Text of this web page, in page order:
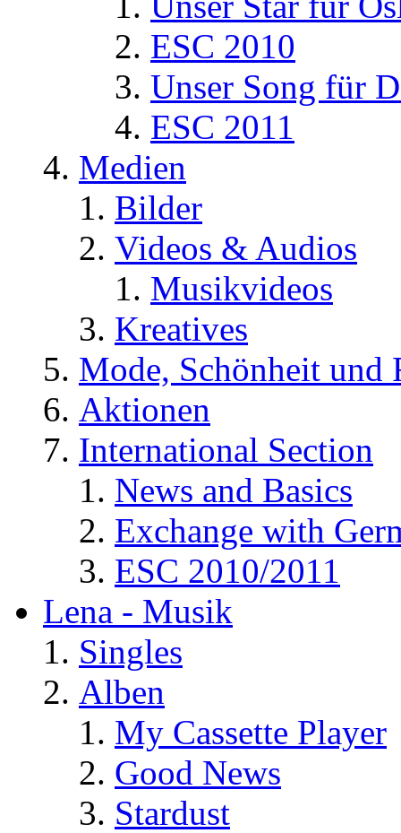
ESC 2010
Unser Song für
ESC 2011
Medien
Bilder
Videos & Audios
Musikvideos
Kreatives
Mode, Schönheit und
Aktionen
International Section
News and Basics
Exchange with
ESC 2010/2011
Lena - Musik
Singles
Alben
My Cassette Player
Good News
Stardust